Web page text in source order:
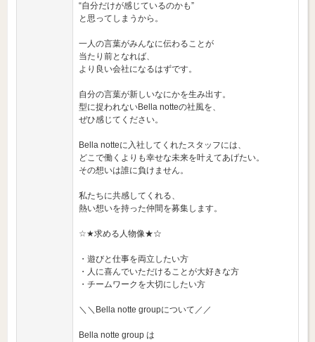
“自分だけが感じているのかも”
と思ってしまうから。
一人の言葉がみんなに伝わることが
当たり前となれば、
より良い会社になるはずです。
自分の言葉が新しいなにかを生み出す。
型に捉われないBella notteの社風を、
ぜひ感じてください。
Bella notteに入社してくれたスタッフには、
どこで働くよりも幸せな未来を叶えてあげたい。
その想いは誰に負けません。
私たちに共感してくれる、
熱い想いを持った仲間を募集します。
☆★求める人物像★☆
・遊びと仕事を両立したい方
・人に喜んでいただけることが大好きな方
・チームワークを大切にしたい方
＼＼Bella notte groupについて／／
Bella notte group は